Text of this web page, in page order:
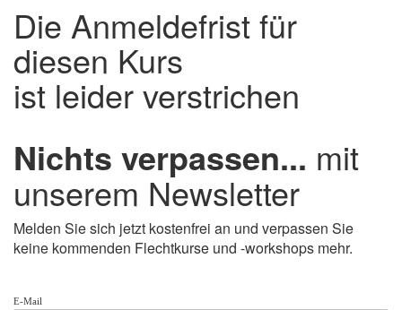
Die Anmeldefrist für
diesen Kurs
ist leider verstrichen
Nichts verpassen... mit
unserem Newsletter
Melden Sie sich jetzt kostenfrei an und verpassen Sie
keine kommenden Flechtkurse und -workshops mehr.
E-Mail